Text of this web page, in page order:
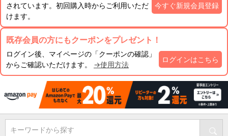
されています。初回購入時からご利用いただ
けます。
今すぐ新規会員登録
既存会員の方にもクーポンをプレゼント！
ログイン後、マイページの「クーポンの確認」
からご確認いただけます。 →使用方法
ログインはこちら
キーワードから探す